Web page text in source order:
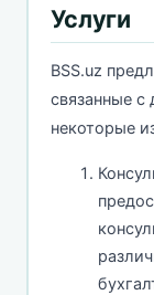
Услуги
BSS.uz
связанные
некоторые